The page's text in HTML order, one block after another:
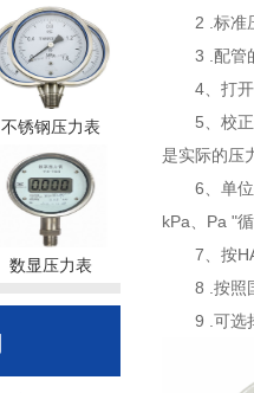
不锈钢压力表
数显压力表
2 .标
3 .配
4、打
5、校
是实际的
6、单
kPa、Pa "
7、按
8 .按
9 .可选